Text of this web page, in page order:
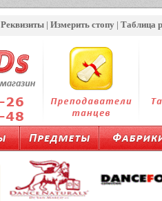
Реквизиты | Измерить стопу | Таблица